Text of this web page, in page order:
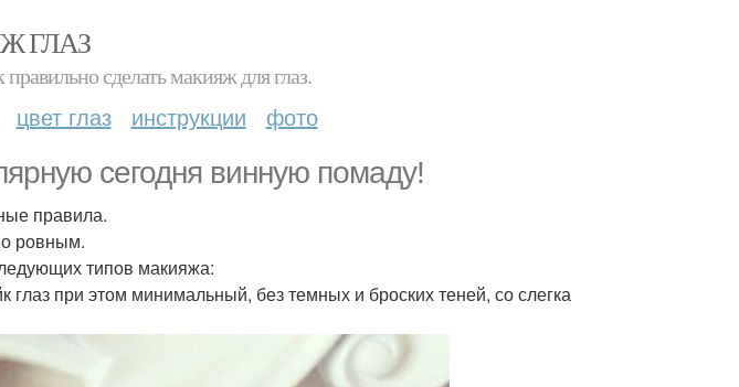
ГЛАЗ
сделать макияж для глаз.
цвет глаз инструкции фото
сегодня винную помаду!
правила.
ровным.
типов макияжа:
глаз при этом минимальный, без темных и броских теней, со слегка